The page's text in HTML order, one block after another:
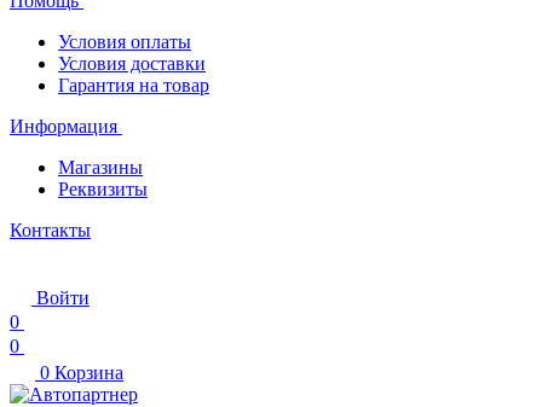
Условия оплаты
Условия доставки
Гарантия на товар
Информация
Магазины
Реквизиты
Контакты
Войти
0
0
0 Корзина